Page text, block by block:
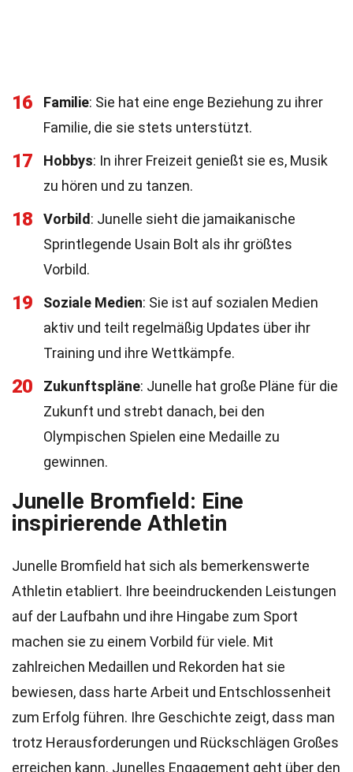
16 Familie: Sie hat eine enge Beziehung zu ihrer
Familie, die sie stets unterstützt.
17 Hobbys: In ihrer Freizeit genießt sie es, Musik
zu hören und zu tanzen.
18 Vorbild : Junelle sieht die jamaikanische
Sprintlegende Usain Bolt als ihr größtes
Vorbild.
19 Soziale Medien: Sie ist auf sozialen Medien
aktiv und teilt regelmäßig Updates über ihr
Training und ihre Wettkämpfe.
20 Zukunftspläne: Junelle hat große Pläne für die
Zukunft und strebt danach, bei den
Olympischen Spielen eine Medaille zu
gewinnen.
Junelle Bromfield: Eine
inspirierende Athletin
Junelle Bromfield hat sich als bemerkenswerte
Athletin etabliert. Ihre beeindruckenden Leistungen
auf der Laufbahn und ihre Hingabe zum Sport
machen sie zu einem Vorbild für viele. Mit
zahlreichen Medaillen und Rekorden hat sie
bewiesen, dass harte Arbeit und Entschlossenheit
zum Erfolg führen. Ihre Geschichte zeigt, dass man
trotz Herausforderungen und Rückschlägen Großes
erreichen kann. Junelles Engagement geht über den